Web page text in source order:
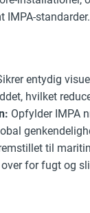
IMPA-standarder.
entydig
hvilket
Opfylder IMPA
til
for fugt og